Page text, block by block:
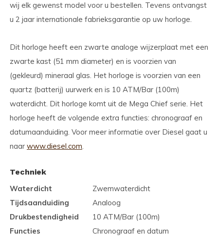
wij elk gewenst model voor u bestellen. Tevens ontvangst
u 2 jaar internationale fabrieksgarantie op uw horloge.
Dit horloge heeft een zwarte analoge wijzerplaat met een
zwarte kast (51 mm diameter) en is voorzien van
(gekleurd) mineraal glas. Het horloge is voorzien van een
quartz (batterij) uurwerk en is 10 ATM/Bar (100m)
waterdicht. Dit horloge komt uit de Mega Chief serie. Het
horloge heeft de volgende extra functies: chronograaf en
datumaanduiding. Voor meer informatie over Diesel gaat u
naar www.diesel.com.
Techniek
Waterdicht
Zwemwaterdicht
Tijdsaanduiding
Analoog
Drukbestendigheid
10 ATM/Bar (100m)
Functies
Chronograaf en datum